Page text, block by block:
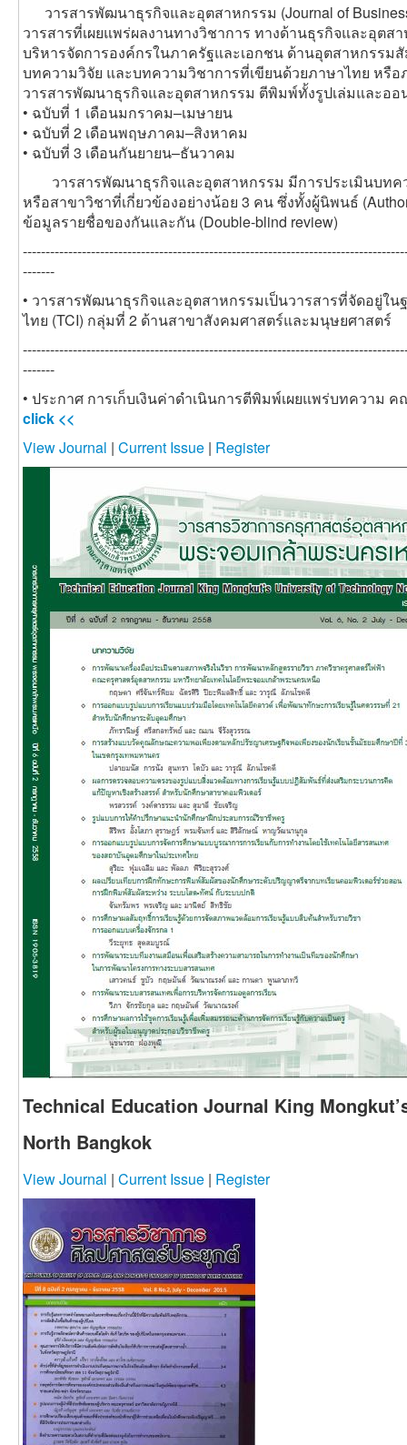
วารสารพัฒนาธุรกิจและอุตสาหกรรม (Journal of
วารสารที่เผยแพร่ผลงานทางวิชาการ ทางด้านธุรกิจและอุต
บริหารจัดการองค์กรในภาครัฐและเอกชน ด้านอุตสาหกรรม
บทความวิจัย และบทความวิชาการที่เขียนด้วยภาษาไทย หรื
วารสารพัฒนาธุรกิจและอุตสาหกรรม ตีพิมพ์ทั้งรูปเล่มและอ
• ฉบับที่ 1 เดือนมกราคม–เมษายน
• ฉบับที่ 2 เดือนพฤษภาคม–สิงหาคม
• ฉบับที่ 3 เดือนกันยายน–ธันวาคม
วารสารพัฒนาธุรกิจและอุตสาหกรรม มีการประเมินบท
หรือสาขาวิชาที่เกี่ยวข้องอย่างน้อย 3 คน ซึ่งทั้งผู้นิพนธ์
ข้อมูลรายชื่อของกันและกัน (Double-blind review)
-------
• วารสารพัฒนาธุรกิจและอุตสาหกรรมเป็นวารสารที่จัดอยู่ใ
ไทย (TCI) กลุ่มที่ 2 ด้านสาขาสังคมศาสตร์และมนุษยศาสตร์
-------
• ประกาศ การเก็บเงินค่าดำเนินการตีพิมพ์เผยแพร่บทความ
click <<
View Journal | Current Issue | Register
Technical Education Journal King
North Bangkok
View Journal | Current Issue | Register